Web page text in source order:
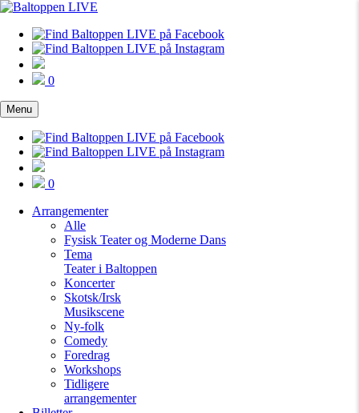
0
Menu
0
Arrangementer
Alle
Fysisk Teater og Moderne Dans
Tema
Teater i Baltoppen
Koncerter
Skotsk/Irsk
Musikscene
Ny-folk
Comedy
Foredrag
Workshops
Tidligere
arrangementer